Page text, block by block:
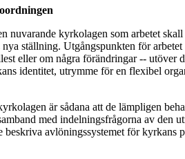
kyrkolagen som arbetet
ställning. Utgångspunkten för
eller om några förändringar --
identitet, utrymme för en flexibel
är sådana att de lämpligen
med indelningsfrågorna av den
avlöningssystemet för